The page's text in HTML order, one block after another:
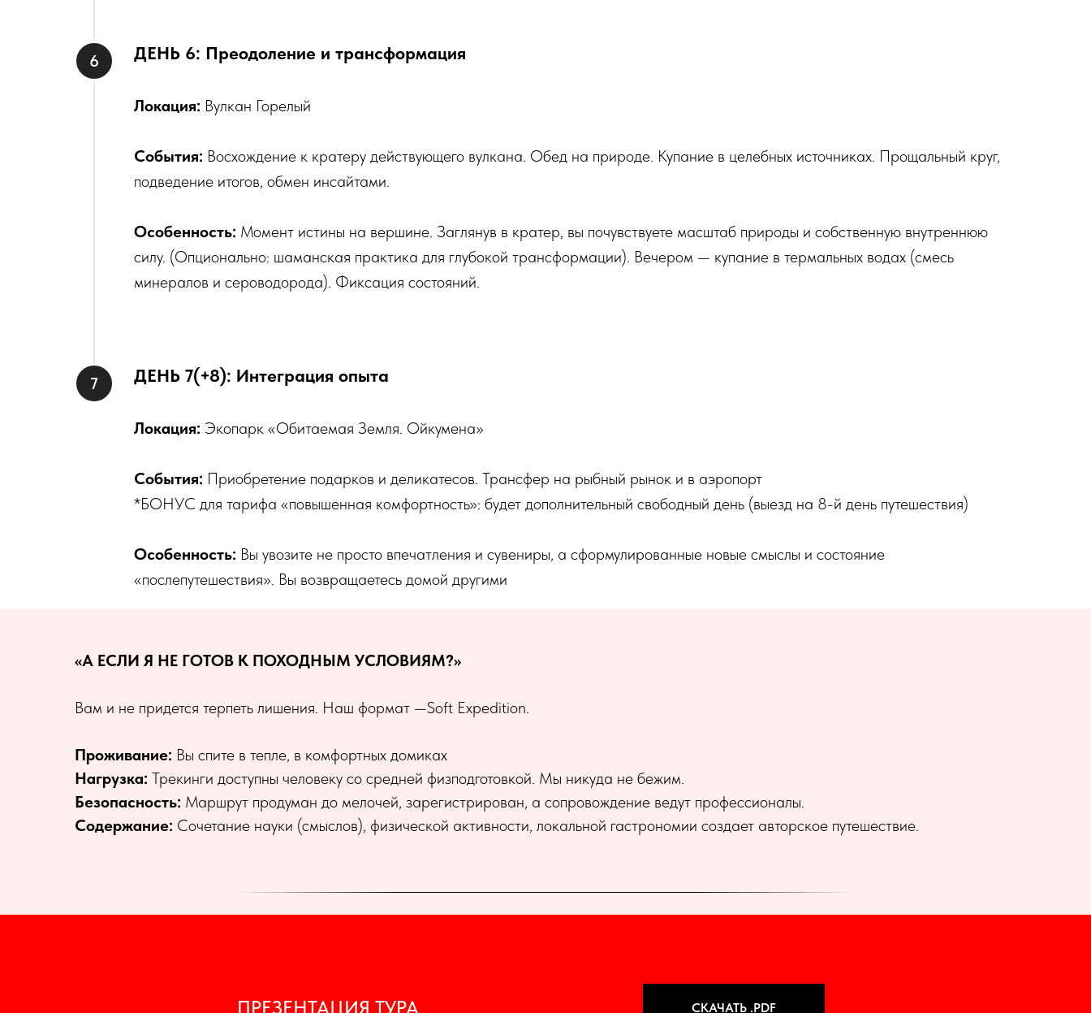
ДЕНЬ 6: Преодоление и трансформация
Локация: Вулкан Горелый
События: Восхождение к кратеру действующего вулкана. Обед на природе. Купание в целебных источниках. Прощальный круг,
подведение итогов, обмен инсайтами.
Особенность: Момент истины на вершине. Заглянув в кратер, вы почувствуете масштаб природы и собственную внутреннюю
силу. (Опционально: шаманская практика для глубокой трансформации). Вечером — купание в термальных водах (смесь
минералов и сероводорода). Фиксация состояний.
ДЕНЬ 7(+8): Интеграция опыта
Локация: Экопарк «Обитаемая Земля. Ойкумена»
События: Приобретение подарков и деликатесов. Трансфер на рыбный рынок и в аэропорт
*БОНУС для тарифа «повышенная комфортность»: будет дополнительный свободный день (выезд на 8-й день путешествия)
Особенность: Вы увозите не просто впечатления и сувениры, а сформулированные новые смыслы и состояние
«послепутешествия». Вы возвращаетесь домой другими
«А ЕСЛИ Я НЕ ГОТОВ К ПОХОДНЫМ УСЛОВИЯМ?»
Вам и не придется терпеть лишения. Наш формат —Soft Expedition.
Проживание: Вы спите в тепле, в комфортных домиках
Нагрузка: Трекинги доступны человеку со средней физподготовкой. Мы никуда не бежим.
Безопасность: Маршрут продуман до мелочей, зарегистрирован, а сопровождение ведут профессионалы.
Содержание: Сочетание науки (смыслов), физической активности, локальной гастрономии создает авторское путешествие.
ПРЕЗЕНТАЦИЯ ТУРА СКАЧАТЬ .PDF